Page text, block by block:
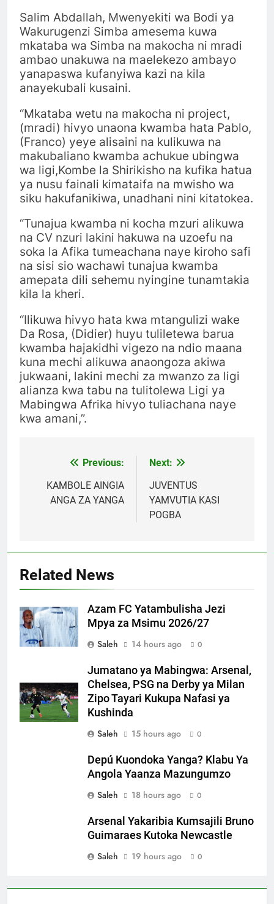
Salim Abdallah, Mwenyekiti wa Bodi ya
Wakurugenzi Simba amesema kuwa
mkataba wa Simba na makocha ni mradi
ambao unakuwa na maelekezo ambayo
yanapaswa kufanyiwa kazi na kila
anayekubali kusaini.
“Mkataba wetu na makocha ni project,
(mradi) hivyo unaona kwamba hata Pablo,
(Franco) yeye alisaini na kulikuwa na
makubaliano kwamba achukue ubingwa
wa ligi,Kombe la Shirikisho na kufika hatua
ya nusu fainali kimataifa na mwisho wa
siku hakufanikiwa, unadhani nini kitatokea.
“Tunajua kwamba ni kocha mzuri alikuwa
na CV nzuri lakini hakuwa na uzoefu na
soka la Afika tumeachana naye kiroho safi
na sisi sio wachawi tunajua kwamba
amepata dili sehemu nyingine tunamtakia
kila la kheri.
“Ilikuwa hivyo hata kwa mtangulizi wake
Da Rosa, (Didier) huyu tuliletewa barua
kwamba hajakidhi vigezo na ndio maana
kuna mechi alikuwa anaongoza akiwa
jukwaani, lakini mechi za mwanzo za ligi
alianza kwa tabu na tulitolewa Ligi ya
Mabingwa Afrika hivyo tuliachana naye
kwa amani,”.
navigation
Previous:
KAMBOLE AINGIA
ANGA ZA YANGA
Next:
JUVENTUS
YAMVUTIA KASI
POGBA
Related News
Azam FC Yatambulisha Jezi
Mpya za Msimu 2026/27
Saleh
14 hours ago 0
Jumatano ya Mabingwa: Arsenal,
Chelsea, PSG na Derby ya Milan
Zipo Tayari Kukupa Nafasi ya
Kushinda
Saleh
15 hours ago 0
Depú Kuondoka Yanga? Klabu Ya
Angola Yaanza Mazungumzo
Saleh
18 hours ago 0
Arsenal Yakaribia Kumsajili Bruno
Guimaraes Kutoka Newcastle
Saleh
19 hours ago 0